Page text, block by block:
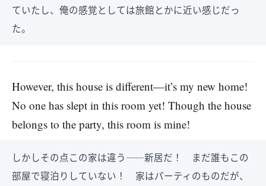
ていたし、俺の感覚としては旅館とかに近い感じだっ
た。
However, this house is different—it’s my new home!
No one has slept in this room yet! Though the house
belongs to the party, this room is mine!
しかしその点この家は違う――新居だ！ まだ誰もこの
部屋で寝泊りしていない！ 家はパーティのものだが、